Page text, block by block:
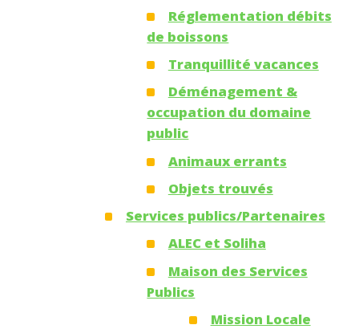
Réglementation débits
de boissons
Tranquillité vacances
Déménagement &
occupation du domaine
public
Animaux errants
Objets trouvés
Services publics/Partenaires
ALEC et Soliha
Maison des Services
Publics
Mission Locale